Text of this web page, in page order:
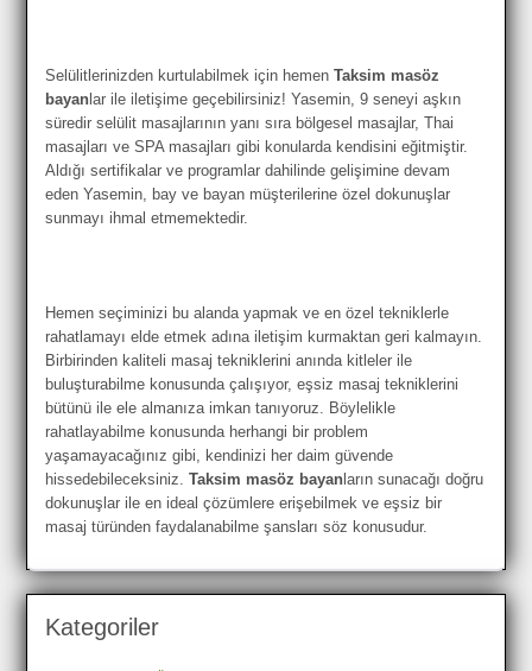
Selülitlerinizden kurtulabilmek için hemenTaksim masöz
bayan lar ile iletişime geçebilirsiniz! Yasemin, 9 seneyi aşkın
süredir selülit masajlarının yanı sıra bölgesel masajlar, Thai
masajları ve SPA masajları gibi konularda kendisini eğitmiştir.
Aldığı sertifikalar ve programlar dahilinde gelişimine devam
eden Yasemin, bay ve bayan müşterilerine özel dokunuşlar
sunmayı ihmal etmemektedir.
Hemen seçiminizi bu alanda yapmak ve en özel tekniklerle
rahatlamayı elde etmek adına iletişim kurmaktan geri kalmayın.
Birbirinden kaliteli masaj tekniklerini anında kitleler ile
buluşturabilme konusunda çalışıyor, eşsiz masaj tekniklerini
bütünü ile ele almanıza imkan tanıyoruz. Böylelikle
rahatlayabilme konusunda herhangi bir problem
yaşamayacağınız gibi, kendinizi her daim güvende
hissedebileceksiniz.Taksim masöz bayan ların sunacağı doğru
dokunuşlar ile en ideal çözümlere erişebilmek ve eşsiz bir
masaj türünden faydalanabilme şansları söz konusudur.
Kategoriler